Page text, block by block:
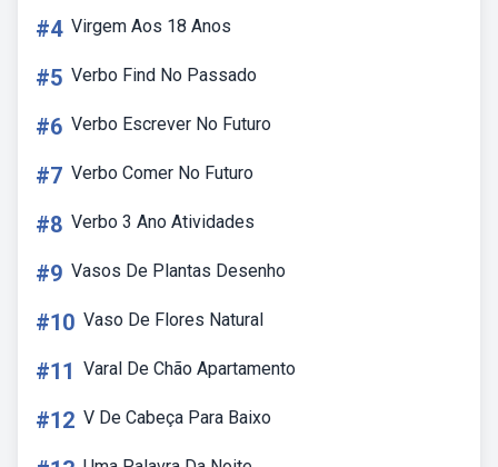
#4 Virgem Aos 18 Anos
#5 Verbo Find No Passado
#6 Verbo Escrever No Futuro
#7 Verbo Comer No Futuro
#8 Verbo 3 Ano Atividades
#9 Vasos De Plantas Desenho
#10 Vaso De Flores Natural
#11 Varal De Chão Apartamento
#12 V De Cabeça Para Baixo